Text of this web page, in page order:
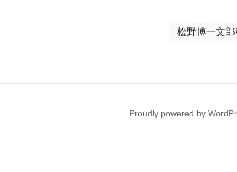
松野博一文
Proudly powered by